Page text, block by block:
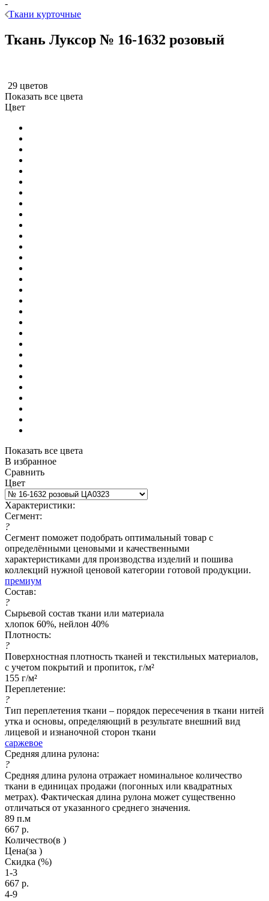
-
Ткани курточные
Ткань Луксор № 16-1632 розовый
29 цветов
Показать все цвета
Цвет
Показать все цвета
В избранное
Сравнить
Цвет
Характеристики:
Сегмент:
?
Сегмент поможет подобрать оптимальный товар с
определёнными ценовыми и качественными
характеристиками для производства изделий и пошива
коллекций нужной ценовой категории готовой продукции.
премиум
Состав:
?
Сырьевой состав ткани или материала
хлопок 60%, нейлон 40%
Плотность:
?
Поверхностная плотность тканей и текстильных материалов,
с учетом покрытий и пропиток, г/м²
155 г/м²
Переплетение:
?
Тип переплетения ткани – порядок пересечения в ткани нитей
утка и основы, определяющий в результате внешний вид
лицевой и изнаночной сторон ткани
саржевое
Средняя длина рулона:
?
Средняя длина рулона отражает номинальное количество
ткани в единицах продажи (погонных или квадратных
метрах). Фактическая длина рулона может существенно
отличаться от указанного среднего значения.
89 п.м
667 р.
Количество(в )
Цена(за )
Скидка (%)
1-3
667 р.
4-9